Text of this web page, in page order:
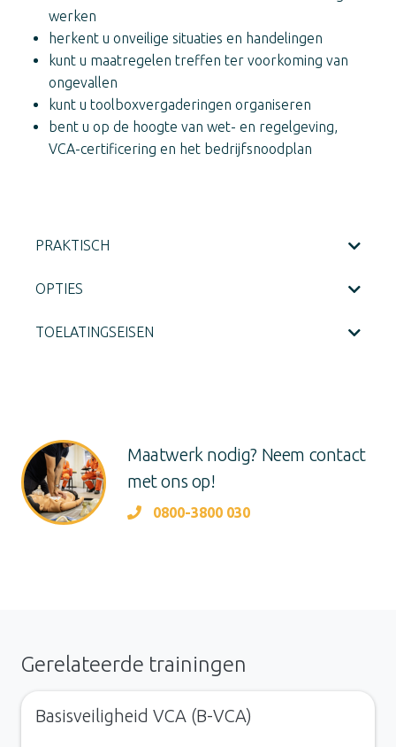
werken
herkent u onveilige situaties en handelingen
kunt u maatregelen treffen ter voorkoming van
ongevallen
kunt u toolboxvergaderingen organiseren
bent u op de hoogte van wet- en regelgeving,
VCA-certificering en het bedrijfsnoodplan
PRAKTISCH
OPTIES
TOELATINGSEISEN
Maatwerk nodig? Neem contact
met ons op!
0800-3800 030
Gerelateerde trainingen
Basisveiligheid VCA (B-VCA)